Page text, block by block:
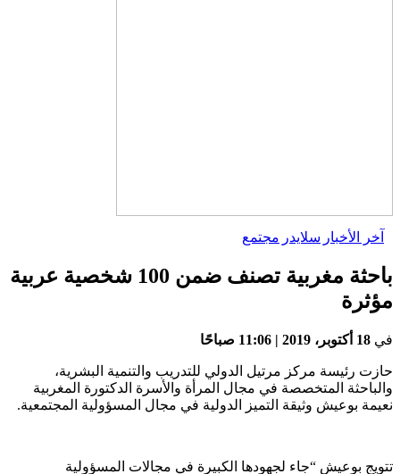
آخر الأخبار سلايدر مجتمع
باحثة مغربية تصنف ضمن 100 شخصية عربية
مؤثرة
في 18 أكتوبر، 2019 | 11:06 صباحًا
حازت رئيسة مركز مرتيل الدولي للتدريب والتنمية البشرية،
والباحثة المتخصصة في مجال المرأة والأسرة الدكتورة المغربية
نعيمة بوعيش وثيقة التميز الدولية في مجال المسؤولية المجتمعية.
تتويج بوعيش “جاء لجهودها الكبيرة في مجالات المسؤولية